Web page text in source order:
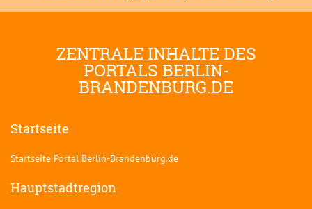
ZENTRALE INHALTE DES
PORTALS BERLIN-
BRANDENBURG.DE
Startseite
Startseite Portal Berlin-Brandenburg.de
Hauptstadtregion